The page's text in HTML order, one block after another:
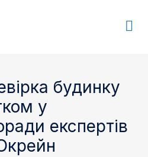
будинку
у
експертів